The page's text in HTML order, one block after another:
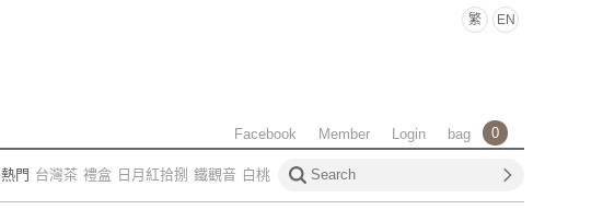
繁 EN
bag 0
Login
Member
Facebook
熱門 台灣茶 禮盒 日月紅拾捌 鐵觀音 白桃
一葉青 特金烏龍王 匠作森韻烏龍 世界品